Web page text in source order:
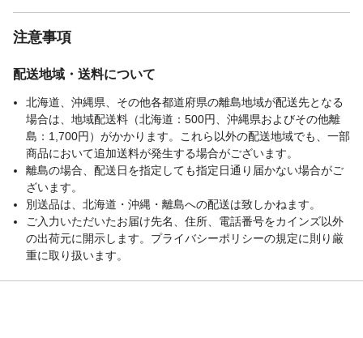
注意事項
配送地域・送料について
北海道、沖縄県、その他各都道府県の離島地域が配送先となる
場合は、地域配送料（北海道：500円、沖縄県およびその他離
島：1,700円）がかかります。これら以外の配送地域でも、一部
商品において追加送料が発生する場合がございます。
離島の場合、配送日を指定しても指定日通り届かない場合がご
ざいます。
別送品は、北海道・沖縄・離島への配送は致しかねます。
ご入力いただいたお届け先名、住所、電話番号をカインズ以外
の出荷元に開示します。プライバシーポリシーの規定に則り厳
重に取り扱います。